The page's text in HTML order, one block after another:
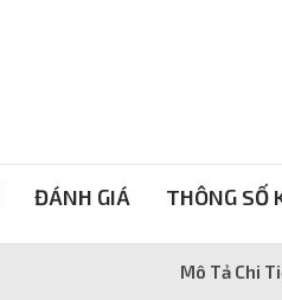
ĐÁNH GIÁ THÔNG SỐ
Mô Tả Chi